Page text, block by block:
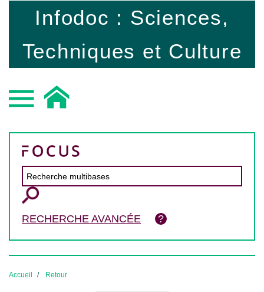
Infodoc : Sciences,
Techniques et Culture
RECHERCHE AVANCÉE
Accueil Retour